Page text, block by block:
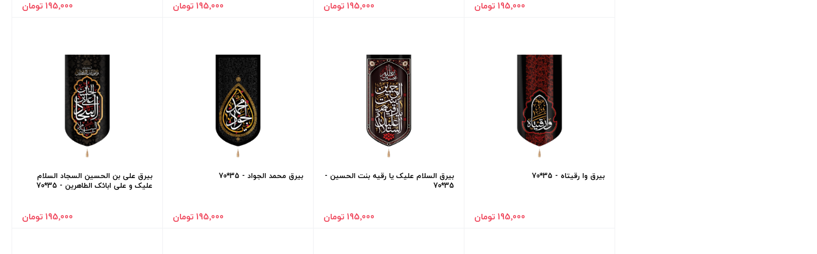
195٬000 تومان 195٬000 تومان 195٬000 تومان 195٬000 تومان
بیرق وا رقیتاه - 35*70
195٬000 تومان
بیرق السلام علیک یا رقیه بنت الحسین -
35*70
195٬000 تومان
بیرق محمد الجواد - 35*70
195٬000 تومان
بیرق علی بن الحسین السجاد السلام
علیک و علی ابائک الطاهرین - 35*70
195٬000 تومان